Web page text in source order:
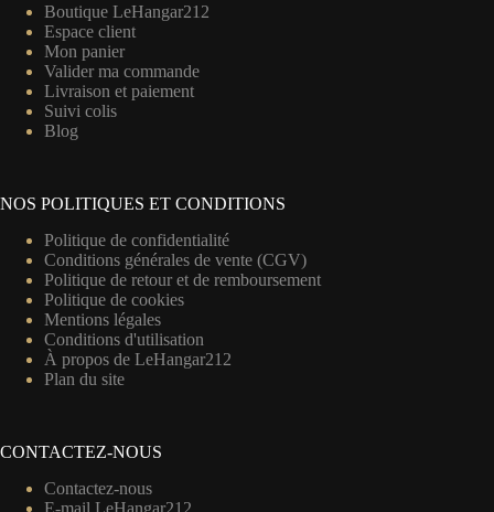
Boutique LeHangar212
Espace client
Mon panier
Valider ma commande
Livraison et paiement
Suivi colis
Blog
NOS POLITIQUES ET CONDITIONS
Politique de confidentialité
Conditions générales de vente (CGV)
Politique de retour et de remboursement
Politique de cookies
Mentions légales
Conditions d'utilisation
À propos de LeHangar212
Plan du site
CONTACTEZ-NOUS
Contactez-nous
E-mail LeHangar212